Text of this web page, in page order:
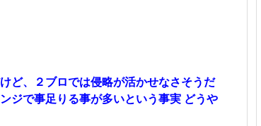
ど、２ブロでは侵略が活かせなさそうだ
ジで事足りる事が多いという事実 どうや